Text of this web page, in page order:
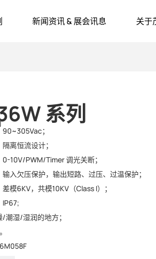
新闻资讯 & 展会讯息 关于
系列
；
离恒流设计；
10V/PWM/Timer 调光关断；
入欠压保护，输出短路、过压、过温保护；
模6KV，共模10KV（Class I）；
IP67;
潮湿/湿润的地方；